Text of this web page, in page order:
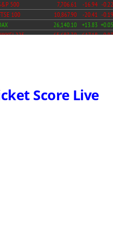
Score Live